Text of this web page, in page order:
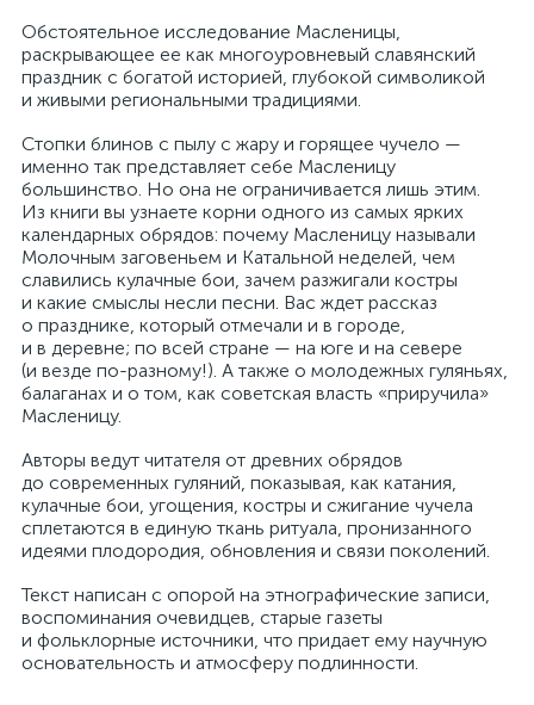
Обстоятельное исследование Масленицы,
раскрывающее ее как многоуровневый славянский
праздник с богатой историей, глубокой символикой
и живыми региональными традициями.
Стопки блинов с пылу с жару и горящее чучело —
именно так представляет себе Масленицу
большинство. Но она не ограничивается лишь этим.
Из книги вы узнаете корни одного из самых ярких
календарных обрядов: почему Масленицу называли
Молочным заговеньем и Катальной неделей, чем
славились кулачные бои, зачем разжигали костры
и какие смыслы несли песни. Вас ждет рассказ
о празднике, который отмечали и в городе,
и в деревне; по всей стране — на юге и на севере
(и везде по-разному!). А также о молодежных гуляньях,
балаганах и о том, как советская власть «приручила»
Масленицу.
Авторы ведут читателя от древних обрядов
до современных гуляний, показывая, как катания,
кулачные бои, угощения, костры и сжигание чучела
сплетаются в единую ткань ритуала, пронизанного
идеями плодородия, обновления и связи поколений.
Текст написан с опорой на этнографические записи,
воспоминания очевидцев, старые газеты
и фольклорные источники, что придает ему научную
основательность и атмосферу подлинности.